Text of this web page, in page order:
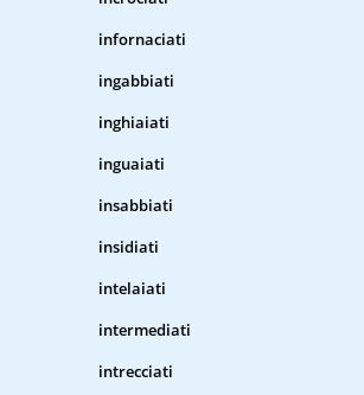
infornaciati
ingabbiati
inghiaiati
inguaiati
insabbiati
insidiati
intelaiati
intermediati
intrecciati